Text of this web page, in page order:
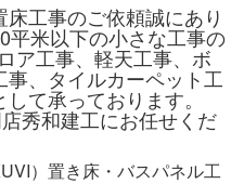
工事のご依頼誠にあり
平米以下の小さな工事の
ア工事、軽天工事、ボ
、タイルカーペット工
て承っております。
秀和建工にお任せくだ
）置き床・バスパネル工